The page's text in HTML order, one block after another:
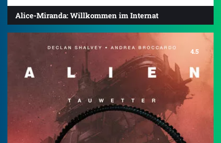
Alice-Miranda: Willkommen im Internat
4.5